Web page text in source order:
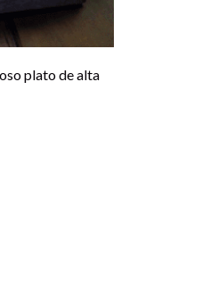
plato de alta